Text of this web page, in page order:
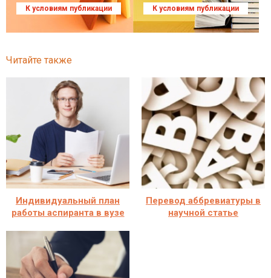
К условиям публикации К условиям публикации
Читайте также
Индивидуальный план
работы аспиранта в вузе
Перевод аббревиатуры в
научной статье